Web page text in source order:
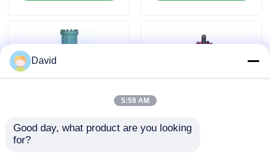
हमसे संपर्क करें
समाचार
सभी मामलों
एपीआई 6ए मानक
David
5:59 AM
Good day, what product are you looking
for?